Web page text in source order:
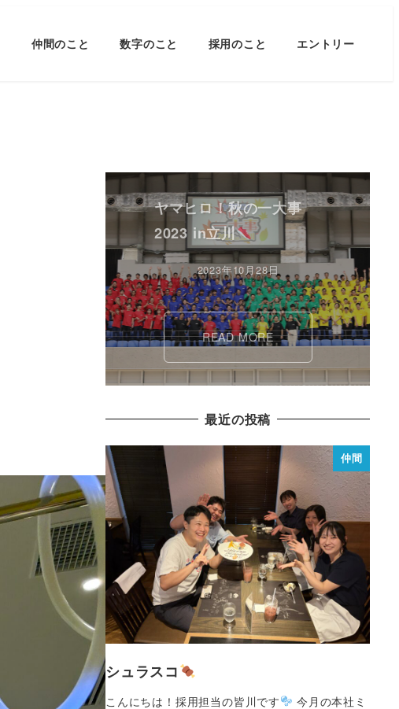
仲間のこと 数字のこと 採用のこと エントリー
ヤマヒロ！秋の一大事
2023 in立川
2023年10月28日
READ MORE
最近の投稿
仲間
シュラスコ
こんにちは！採用担当の皆川です
今月の本社ミ